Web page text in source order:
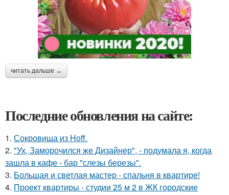
читать дальше →
Последние обновления на сайте:
1. Сокровища из Hoff.
2. "Ух, Заморочился же Дизайнер", - подумала я, когда
зашла в кафе - бар "слезы березы".
3. Большая и светлая мастер - спальня в квартире!
4. Проект квартиры - студии 25 м 2 в ЖК городские